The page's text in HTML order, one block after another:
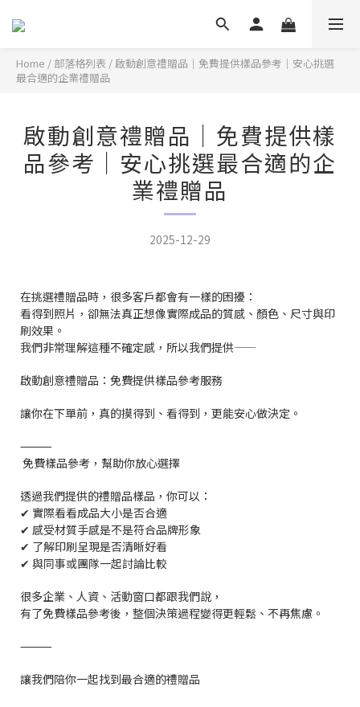
Home / 部落格列表 /啟動創意禮贈品｜免費提供樣品參考｜安心挑選
最合適的企業禮贈品
啟動創意禮贈品｜免費提供樣
品參考｜安心挑選最合適的企
業禮贈品
2025-12-29
在挑選禮贈品時，很多客戶都會有一樣的困擾：
看得到照片，卻無法真正想像實際成品的質感、顏色、尺寸與印
刷效果。
我們非常理解這種不確定感，所以我們提供——
啟動創意禮贈品：免費提供樣品參考服務
讓你在下單前，真的摸得到、看得到，更能安心做決定。
⸻
免費樣品參考，幫助你放心選擇
透過我們提供的禮贈品樣品，你可以：
✔ 實際看看成品大小是否合適
✔ 感受材質手感是不是符合品牌形象
✔ 了解印刷呈現是否清晰好看
✔ 與同事或團隊一起討論比較
很多企業、人資、活動窗口都跟我們說，
有了免費樣品參考後，整個決策過程變得更輕鬆、不再焦慮。
⸻
讓我們陪你一起找到最合適的禮贈品